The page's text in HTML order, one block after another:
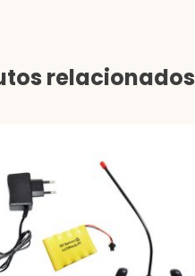
relacionados